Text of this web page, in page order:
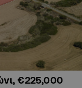
€225,000